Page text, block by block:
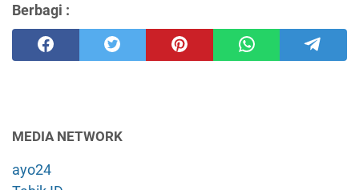
Berbagi :
MEDIA NETWORK
ayo24